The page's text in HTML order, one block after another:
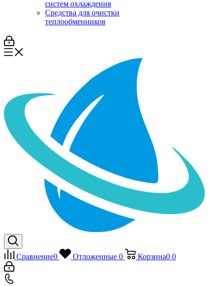
систем охлаждения
Средства для очистки
теплообменников
Сравнение0 Отложенные 0 Корзина0 0